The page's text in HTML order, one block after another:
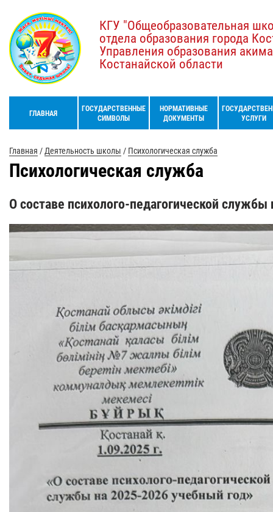
КГУ "Общеобразовательная
отдела образования города
Управления образования
Костанайской области
ГЛАВНАЯ
ГОСУДАРСТВЕННЫЕ
СИМВОЛЫ
НОРМАТИВНЫЕ
ДОКУМЕНТЫ
УСЛУГИ
Главная / Деятельность школы / Психологическая служба
Психологическая служба
О составе психолого-педагогической